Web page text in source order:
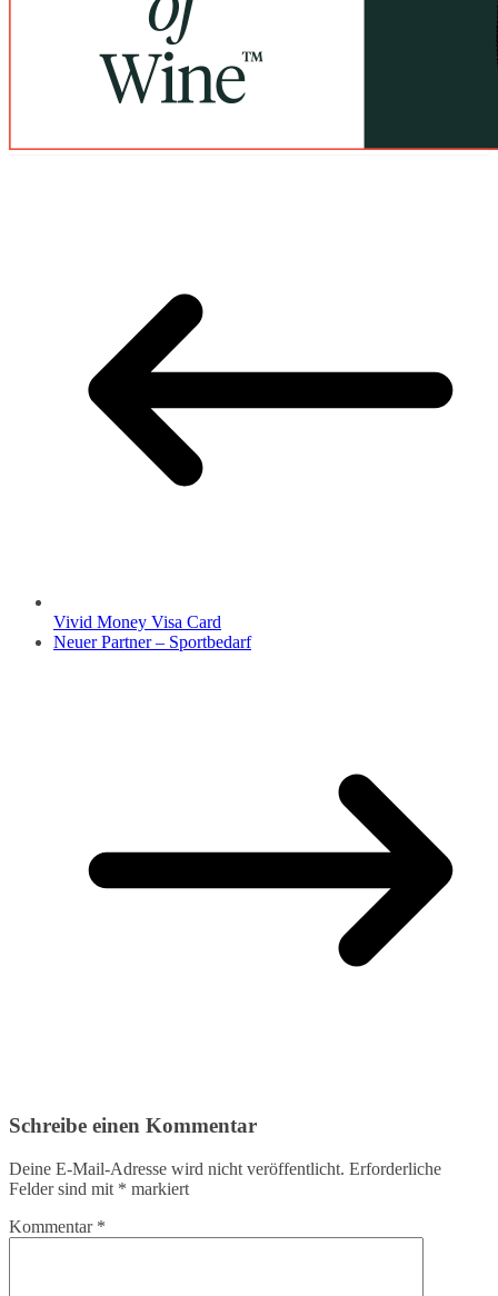
Vivid Money Visa Card
Neuer Partner – Sportbedarf
Schreibe einen Kommentar
Deine E-Mail-Adresse wird nicht veröffentlicht. Erforderliche
Felder sind mit * markiert
Kommentar *